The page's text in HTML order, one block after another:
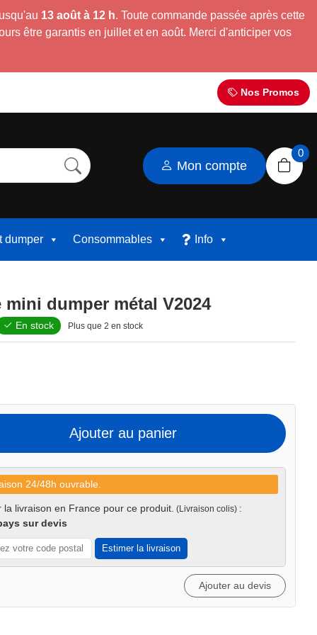
13 août à 12 h. Toute commande passée après cette
être garantis en juillet et en août. Merci d'anticiper vos
Nos Promos
Mon compte
0
dumper Consommables Info
dumper métal V2024
En stock Plus que 2 en stock
Ajouter au panier
24/48h ouvrable.
la livraison en France pour ce produit. (Livraison colis) :
sur devis
Estimer la livraison
Ajouter au devis